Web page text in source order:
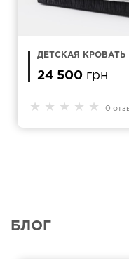
★ ★ ★ ★ ★ 0
ДЕТСКАЯ КРОВАТЬ
24 500 грн
БЛОГ